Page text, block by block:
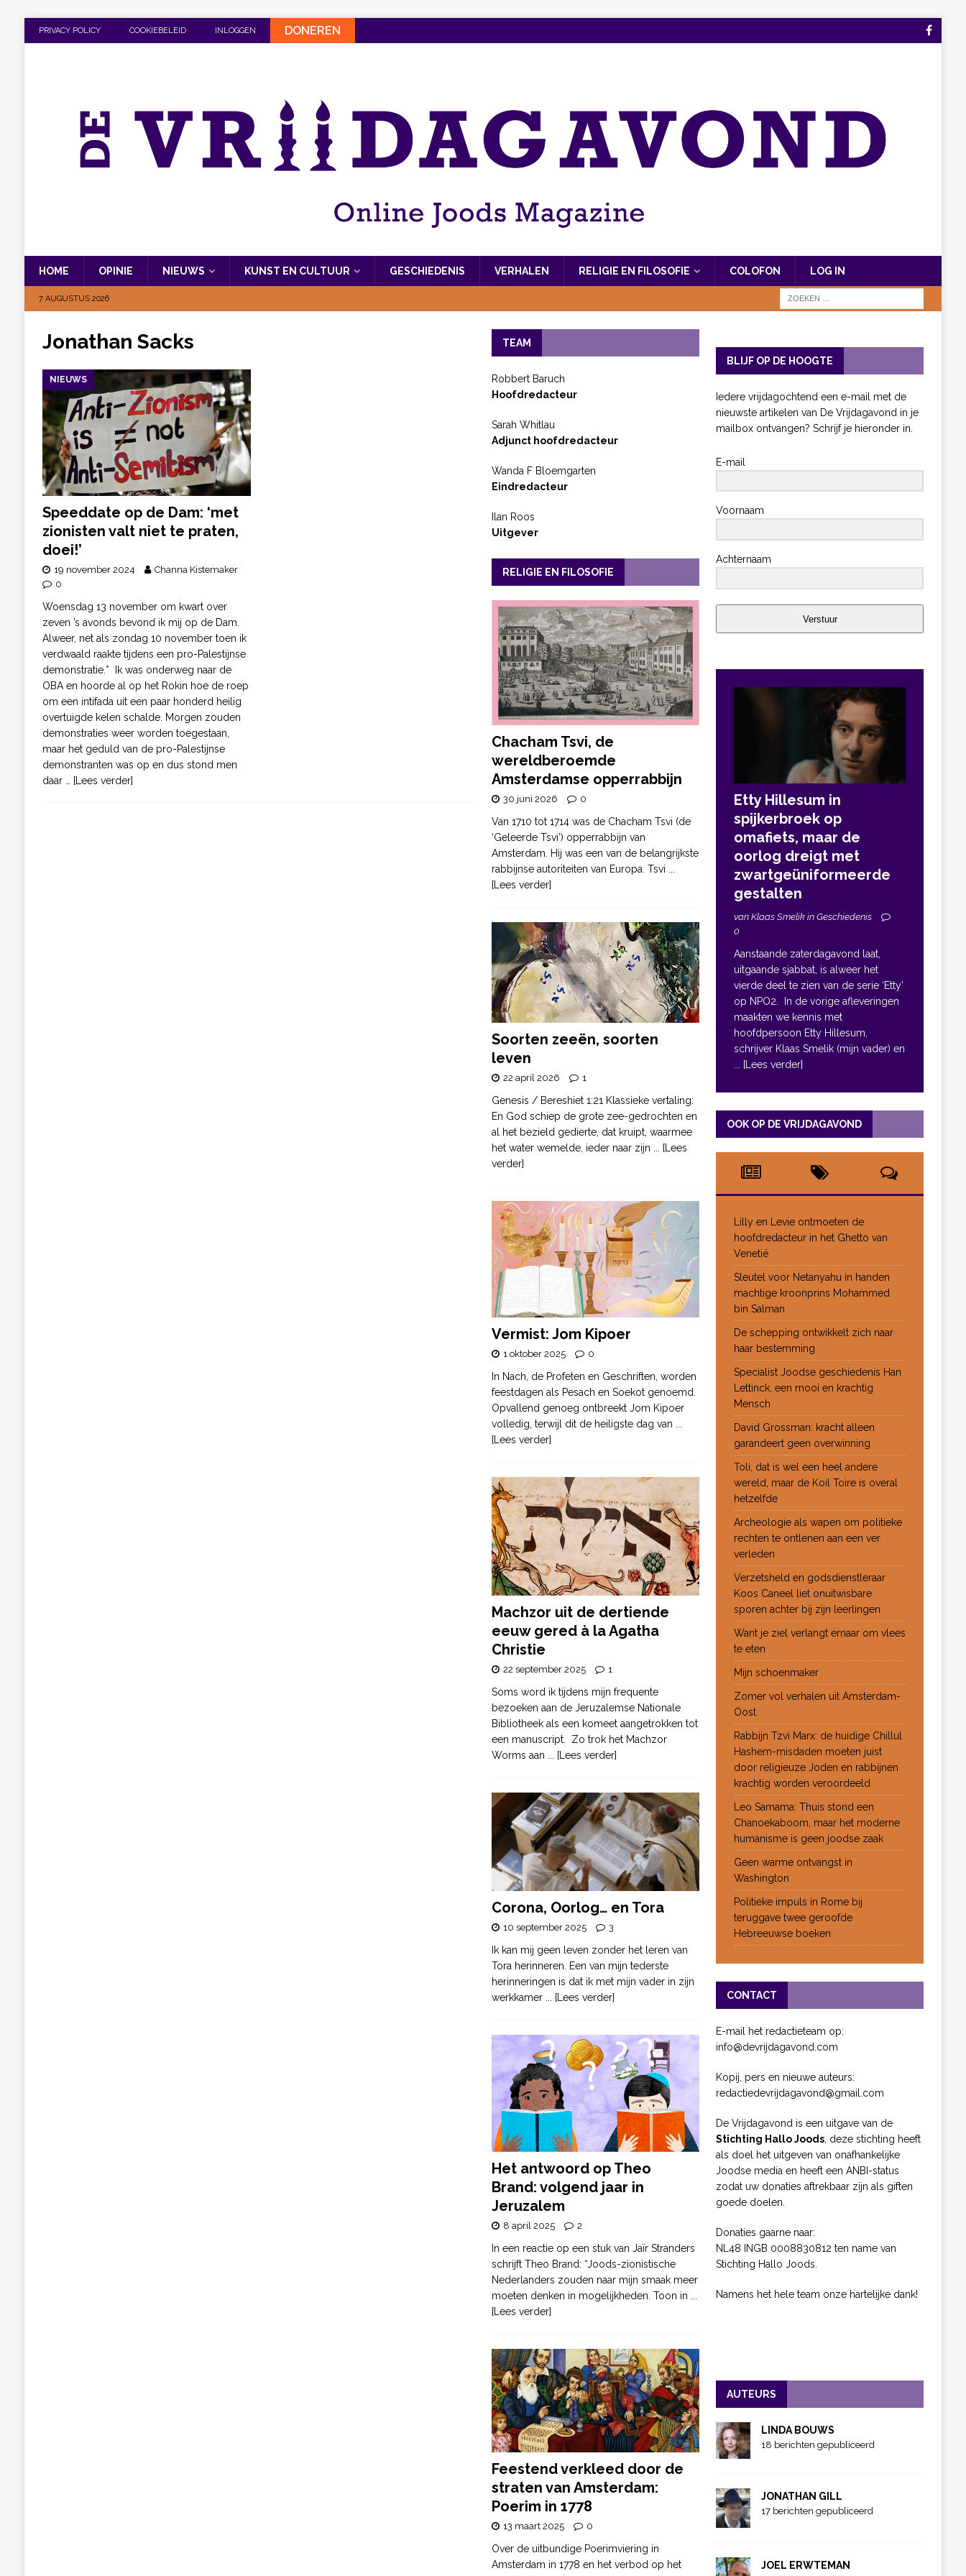
PRIVACY POLICY COOKIEBELEID INLOGGEN DONEREN
HOME OPINIE NIEUWS KUNST EN CULTUUR GESCHIEDENIS VERHALEN RELIGIE EN FILOSOFIE COLOFON LOG IN
7 AUGUSTUS 2026
Jonathan Sacks
NIEUWS
Speeddate op de Dam: ‘met
zionisten valt niet te praten,
doei!’
19 november 2024
Channa Kistemaker
0
Woensdag 13 november om kwart over
zeven ’s avonds bevond ik mij op de Dam.
Alweer, net als zondag 10 november toen ik
verdwaald raakte tijdens een pro-Palestijnse
demonstratie.* Ik was onderweg naar de
OBA en hoorde al op het Rokin hoe de roep
om een intifada uit een paar honderd heilig
overtuigde kelen schalde. Morgen zouden
demonstraties weer worden toegestaan,
maar het geduld van de pro-Palestijnse
demonstranten was op en dus stond men
daar
… [Lees verder]
TEAM
Robbert Baruch
Hoofdredacteur
Sarah Whitlau
Adjunct hoofdredacteur
Wanda F Bloemgarten
Eindredacteur
Ilan Roos
Uitgever
RELIGIE EN FILOSOFIE
Chacham Tsvi, de
wereldberoemde
Amsterdamse opperrabbijn
30 juni 2026 0
Van 1710 tot 1714 was de Chacham Tsvi (de
‘Geleerde Tsvi’) opperrabbijn van
Amsterdam. Hij was een van de belangrijkste
rabbijnse autoriteiten van Europa. Tsvi
[Lees verder]
Soorten zeeën, soorten
leven
22 april 2026 1
Genesis / Bereshiet 1:21 Klassieke vertaling:
En God schiep de grote zee-gedrochten en
al het bezield gedierte, dat kruipt, waarmee
het water wemelde, ieder naar zijn ... [Lees
verder]
Vermist: Jom Kipoer
1 oktober 2025 0
In Nach, de Profeten en Geschriften, worden
feestdagen als Pesach en Soekot genoemd.
Opvallend genoeg ontbreekt Jom Kipoer
volledig, terwijl dit de heiligste dag van
[Lees verder]
Machzor uit de dertiende
eeuw gered à la Agatha
Christie
22 september 2025 1
Soms word ik tijdens mijn frequente
bezoeken aan de Jeruzalemse Nationale
Bibliotheek als een komeet aangetrokken tot
een manuscript. Zo trok het Machzor
Worms aan ... [Lees verder]
Corona, Oorlog… en Tora
10 september 2025 3
Ik kan mij geen leven zonder het leren van
Tora herinneren. Een van mijn tederste
herinneringen is dat ik met mijn vader in zijn
werkkamer ... [Lees verder]
Het antwoord op Theo
Brand: volgend jaar in
Jeruzalem
8 april 2025 2
In een reactie op een stuk van Jaïr Stranders
schrijft Theo Brand: “Joods-zionistische
Nederlanders zouden naar mijn smaak meer
moeten denken in mogelijkheden. Toon in
[Lees verder]
Feestend verkleed door de
straten van Amsterdam:
Poerim in 1778
13 maart 2025 0
Over de uitbundige Poerimviering in
Amsterdam in 1778 en het verbod op het
BLIJF OP DE HOOGTE
Iedere vrijdagochtend een e-mail met de
nieuwste artikelen van De Vrijdagavond in je
mailbox ontvangen? Schrijf je hieronder in.
E-mail
Voornaam
Achternaam
Verstuur
Etty Hillesum in
spijkerbroek op
omafiets, maar de
oorlog dreigt met
zwartgeüniformeerde
gestalten
van Klaas Smelik in Geschiedenis
0
Aanstaande zaterdagavond laat,
uitgaande sjabbat, is alweer het
vierde deel te zien van de serie ‘Etty’
op NPO2. In de vorige afleveringen
maakten we kennis met
hoofdpersoon Etty Hillesum,
schrijver Klaas Smelik (mijn vader) en
... [Lees verder]
OOK OP DE VRIJDAGAVOND
Lilly en Levie ontmoeten de
hoofdredacteur in het Ghetto van
Venetië
Sleutel voor Netanyahu in handen
machtige kroonprins Mohammed
bin Salman
De schepping ontwikkelt zich naar
haar bestemming
Specialist Joodse geschiedenis Han
Lettinck, een mooi en krachtig
Mensch
David Grossman: kracht alleen
garandeert geen overwinning
Toli, dat is wel een heel andere
wereld, maar de Koil Toire is overal
hetzelfde
Archeologie als wapen om politieke
rechten te ontlenen aan een ver
verleden
Verzetsheld en godsdienstleraar
Koos Caneel liet onuitwisbare
sporen achter bij zijn leerlingen
Want je ziel verlangt ernaar om vlees
te eten
Mijn schoenmaker
Zomer vol verhalen uit Amsterdam-
Oost
Rabbijn Tzvi Marx: de huidige Chillul
Hashem-misdaden moeten juist
door religieuze Joden en rabbijnen
krachtig worden veroordeeld
Leo Samama: Thuis stond een
Chanoekaboom, maar het moderne
humanisme is geen joodse zaak
Geen warme ontvangst in
Washington
Politieke impuls in Rome bij
teruggave twee geroofde
Hebreeuwse boeken
CONTACT
E-mail het redactieteam op:
info@devrijdagavond.com
Kopij, pers en nieuwe auteurs:
redactiedevrijdagavond@gmail.com
De Vrijdagavond is een uitgave van de
Stichting Hallo Joods, deze stichting heeft
als doel het uitgeven van onafhankelijke
Joodse media en heeft een ANBI-status
zodat uw donaties aftrekbaar zijn als giften
goede doelen.
Donaties gaarne naar:
NL48 INGB 0008830812 ten name van
Stichting Hallo Joods.
Namens het hele team onze hartelijke dank!
AUTEURS
LINDA BOUWS
18 berichten gepubliceerd
JONATHAN GILL
17 berichten gepubliceerd
JOEL ERWTEMAN